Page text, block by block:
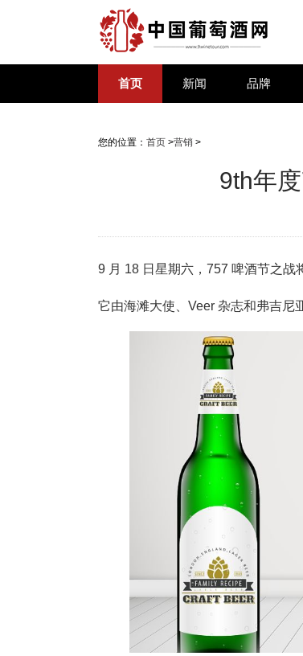
首页 新闻 品牌
您的位置： 首页 >营销 >
9th年
9 月 18 日星期六，757 啤酒节之战
它由海滩大使、Veer 杂志和弗吉尼